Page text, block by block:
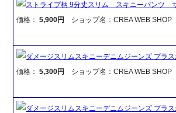
ストライプ柄 9分丈スリム スキニーパンツ
価格：5,900円 ショップ名：CREA WEB SHOP
ダメージスリムスキニーデニムジーンズ プラ
価格：5,300円 ショップ名：CREA WEB SHOP
ダメージスリムスキニーデニムジーンズ プラ